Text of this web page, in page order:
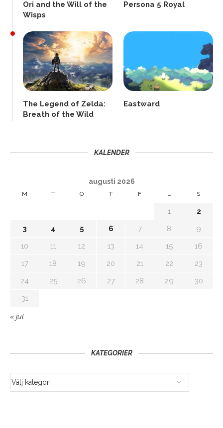
Ori and the Will of the
Wisps
Persona 5 Royal
The Legend of Zelda:
Breath of the Wild
Eastward
KALENDER
augusti 2026
M T O T F L S
1
2
3
4 5 6 7 8
9
10
11 12 13 14 15
16
17
18 19 20 21 22
23
24
25 26 27 28 29
30
31
« jul
KATEGORIER